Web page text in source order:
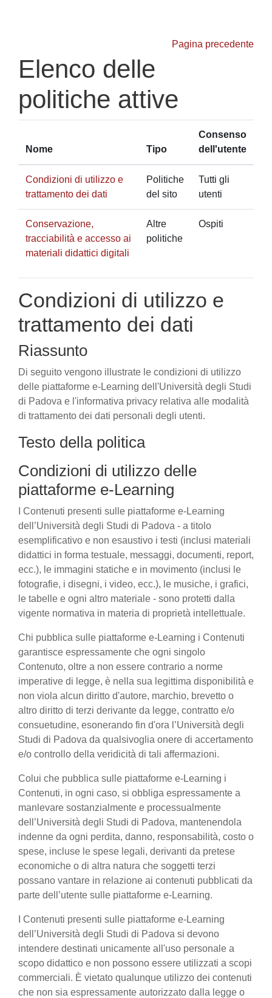
Pagina precedente
Elenco delle
politiche attive
Nome Tipo
Consenso
dell'utente
Condizioni di utilizzo e
trattamento dei dati
Politiche
del sito
Tutti gli
utenti
Conservazione,
tracciabilità e accesso ai
materiali didattici digitali
Altre
politiche
Ospiti
Condizioni di utilizzo e
trattamento dei dati
Riassunto
Di seguito vengono illustrate le condizioni di utilizzo
delle piattaforme e-Learning dell'Università degli Studi
di Padova e l'informativa privacy relativa alle modalità
di trattamento dei dati personali degli utenti.
Testo della politica
Condizioni di utilizzo delle
piattaforme e-Learning
I Contenuti presenti sulle piattaforme e-Learning
dell’Università degli Studi di Padova - a titolo
esemplificativo e non esaustivo i testi (inclusi materiali
didattici in forma testuale, messaggi, documenti, report,
ecc.), le immagini statiche e in movimento (inclusi le
fotografie, i disegni, i video, ecc.), le musiche, i grafici,
le tabelle e ogni altro materiale - sono protetti dalla
vigente normativa in materia di proprietà intellettuale.
Chi pubblica sulle piattaforme e-Learning i Contenuti
garantisce espressamente che ogni singolo
Contenuto, oltre a non essere contrario a norme
imperative di legge, è nella sua legittima disponibilità e
non viola alcun diritto d'autore, marchio, brevetto o
altro diritto di terzi derivante da legge, contratto e/o
consuetudine, esonerando fin d'ora l’Università degli
Studi di Padova da qualsivoglia onere di accertamento
e/o controllo della veridicità di tali affermazioni.
Colui che pubblica sulle piattaforme e-Learning i
Contenuti, in ogni caso, si obbliga espressamente a
manlevare sostanzialmente e processualmente
dell’Università degli Studi di Padova, mantenendola
indenne da ogni perdita, danno, responsabilità, costo o
spese, incluse le spese legali, derivanti da pretese
economiche o di altra natura che soggetti terzi
possano vantare in relazione ai contenuti pubblicati da
parte dell’utente sulle piattaforme e-Learning.
I Contenuti presenti sulle piattaforme e-Learning
dell’Università degli Studi di Padova si devono
intendere destinati unicamente all'uso personale a
scopo didattico e non possono essere utilizzati a scopi
commerciali. È vietato qualunque utilizzo dei contenuti
che non sia espressamente autorizzato dalla legge o